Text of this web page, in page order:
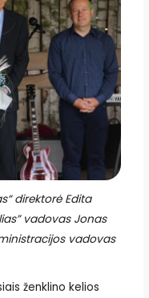
direktorė Edita
vadovas Jonas
vadovas
ženklino kelios